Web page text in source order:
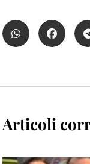
Articoli